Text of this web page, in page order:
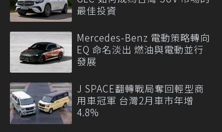
最佳投資
Mercedes-Benz 電動策略轉向
EQ 命名淡出 燃油與電動並行
發展
J SPACE翻轉戰局奪回輕型商
用車冠軍 台灣2月車市年增
4.8%